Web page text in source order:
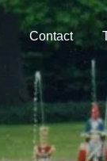
Contact